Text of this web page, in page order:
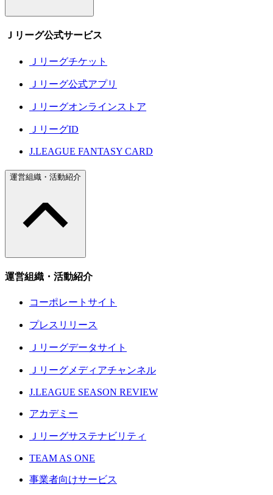
Ｊリーグ公式サービス
Ｊリーグチケット
Ｊリーグ公式アプリ
Ｊリーグオンラインストア
ＪリーグID
J.LEAGUE FANTASY CARD
運営組織・活動紹介
運営組織・活動紹介
コーポレートサイト
プレスリリース
Ｊリーグデータサイト
Ｊリーグメディアチャンネル
J.LEAGUE SEASON REVIEW
アカデミー
Ｊリーグサステナビリティ
TEAM AS ONE
事業者向けサービス